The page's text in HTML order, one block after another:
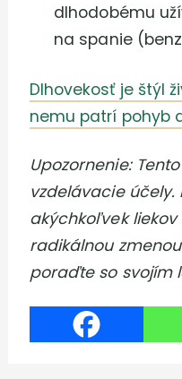
dlhodobému
na spanie
Dlhovekosť je štýl
nemu patrí pohyb
Upozornenie:
vzdelávacie
akýchkoľvek
radikálnou
poraďte so svojím